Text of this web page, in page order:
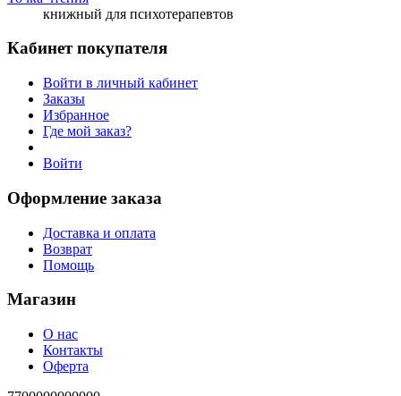
книжный для психотерапевтов
Кабинет покупателя
Войти в личный кабинет
Заказы
Избранное
Где мой заказ?
Войти
Оформление заказа
Доставка и оплата
Возврат
Помощь
Магазин
О нас
Контакты
Оферта